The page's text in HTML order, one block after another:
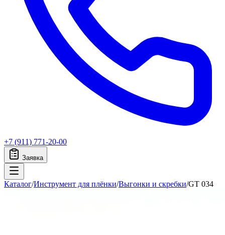
+7 (911) 771-20-00
Заявка
Каталог/Инструмент для плёнки/Выгонки и скребки/GT 034